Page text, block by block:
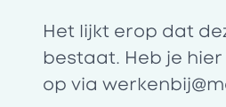
Het lijkt erop dat
bestaat. Heb je
op via